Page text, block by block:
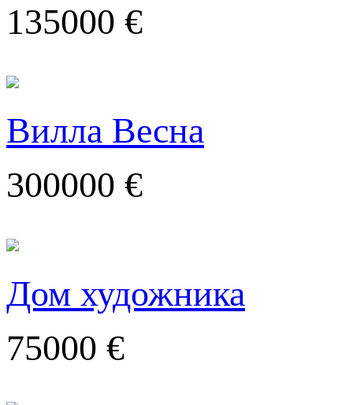
135000 €
Вилла Весна
300000 €
Дом художника
75000 €